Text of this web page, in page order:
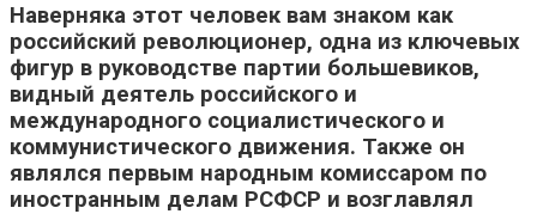
Наверняка этот человек вам знаком как
российский революционер, одна из ключевых
фигур в руководстве партии большевиков,
видный деятель российского и
международного социалистического и
коммунистического движения. Также он
являлся первым народным комиссаром по
иностранным делам РСФСР и возглавлял